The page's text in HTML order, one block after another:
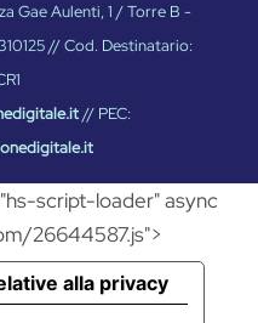
Gae Aulenti, 1 / Torre B -
// Cod. Destinatario:
// PEC:
script-loader" async
26644587.js">
alla privacy